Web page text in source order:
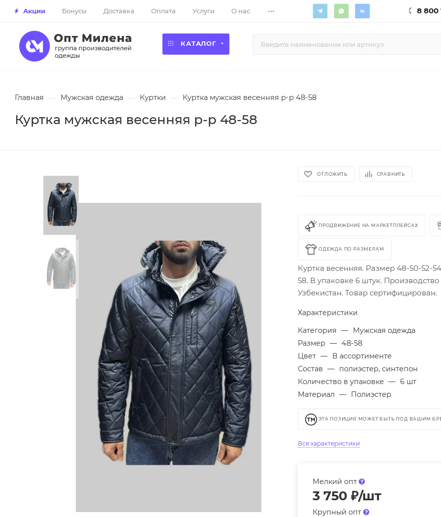
Акции Бонусы Доставка Оплата Услуги О нас ... 8 800
КАТАЛОГ
Главная — Мужская одежда — Куртки — Куртка мужская весенняя р-р 48-58
Куртка мужская весенняя р-р 48-58
ОТЛОЖИТЬ СРАВНИТЬ
ПРОДВИЖЕНИЕ НА МАРКЕТПЛЕЙСАХ
ОДЕЖДА ПО РАЗМЕРАМ
Куртка весенняя. Размер 48-50-52-
58. В упаковке 6 штук. Производство
Узбекистан. Товар сертифицирован.
Характеристики
Категория — Мужская одежда
Размер — 48-58
Цвет — В ассортименте
Состав — полиэстер, синтепон
Количество в упаковке — 6 шт
Материал — Полиэстер
ЭТА ПОЗИЦИЯ МОЖЕТ БЫТЬ ПОД ВАШИМ
Все характеристики
Мелкий опт
3 750 ₽/шт
Крупный опт